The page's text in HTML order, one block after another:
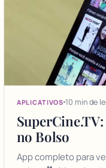
APLICATIVOS 10 min de
no Bolso
App completo para